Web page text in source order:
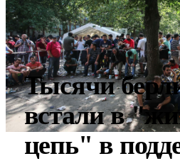
Тысячи
встали в
цепь" в